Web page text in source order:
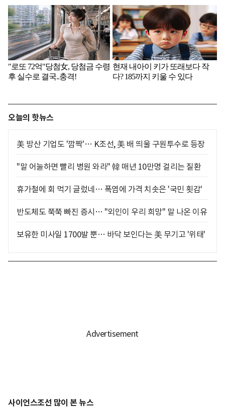
오늘의 핫뉴스
美 방산 기업도 '깜짝'… K조선, 美 배 띄울 구원투수로 등장
"말 어눌하면 빨리 병원 와라" 韓 매년 10만명 걸리는 질환
휴가철에 회 먹기 글렀네… 폭염에 가격 치솟은 '국민 횟감'
반도체도 쭉쭉 빠진 증시… "외인이 우리 희망" 말 나온 이유
보유한 미사일 1700발 뿐… 바닥 보인다는 美 무기고 '위태'
사이언스조선 많이 본 뉴스